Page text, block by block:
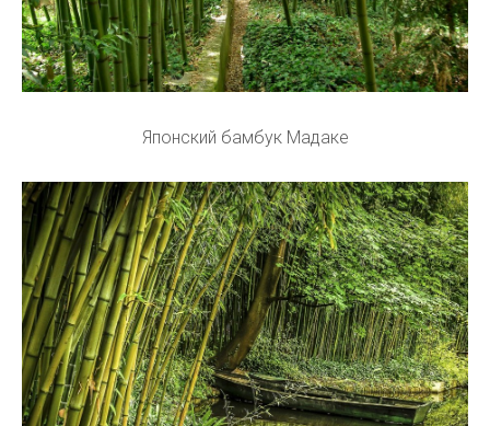
Японский бамбук Мадаке